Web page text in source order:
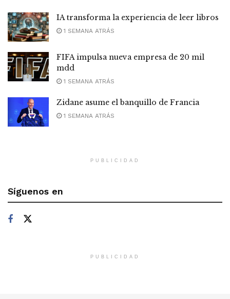
IA transforma la experiencia de leer libros
1 SEMANA ATRÁS
FIFA impulsa nueva empresa de 20 mil
mdd
1 SEMANA ATRÁS
Zidane asume el banquillo de Francia
1 SEMANA ATRÁS
PUBLICIDAD
Síguenos en
PUBLICIDAD